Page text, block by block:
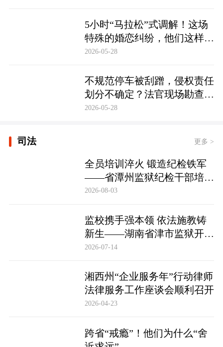
5小时“马拉松”式调解！这场
特殊的婚恋纠纷，他们这样化
解……
2026-05-28
不规范停车被刮蹭，侵权责任
划分不确定？法官现场勘查定
争纷
2026-05-28
司法 更多 >
全员培训淬火 锻造纪检铁军
——省潭州监狱纪检干部培训
实现全覆盖
2026-08-03
监校携手强本领 依法施教铸
新生——湖南省津市监狱开展
基层警察教育改造专项技能培
2026-07-14
湘西州“企业服务年”行动律师
法律服务工作座谈会顺利召开
2026-04-23
跨省“戒瘾”！他们为什么“舍